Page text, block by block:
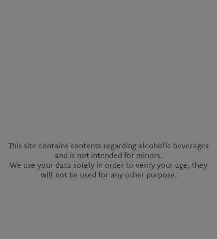
This site contains contents regarding alcoholic beverages
and is not intended for minors.
We use your data solely in order to verify your age, they
will not be used for any other purpose.